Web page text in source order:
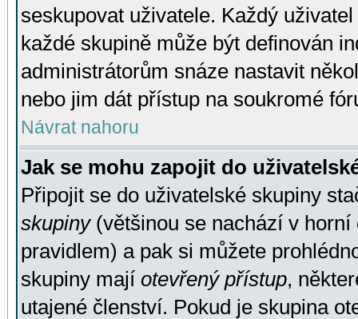
seskupovat uživatele. Každý
každé skupině může být definován
administrátorům snáze nastavit
nebo jim dát přístup na soukromé
Návrat nahoru
Jak se mohu zapojit do
Připojit se do uživatelské skupiny
skupiny(většinou se nachází v horní
pravidlem) a pak si můžete
skupiny mají otevřený přístup,
utajené členství. Pokud je skupina